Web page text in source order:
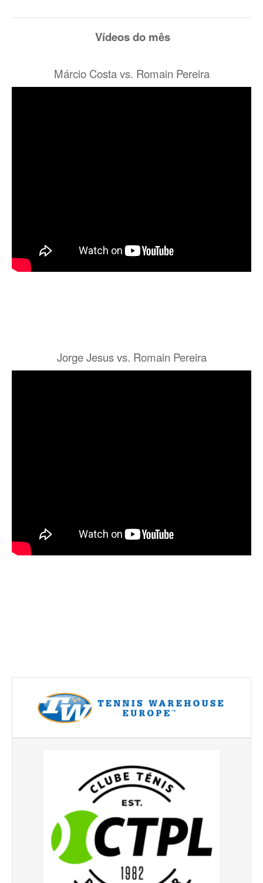
Vídeos do mês
Márcio Costa vs. Romain Pereira
Jorge Jesus vs. Romain Pereira